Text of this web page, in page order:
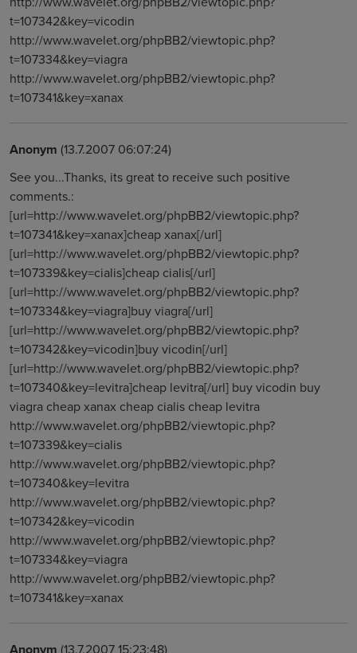
t=107342&key=vicodin
http://www.wavelet.org/phpBB2/viewtopic.php?
t=107334&key=viagra
http://www.wavelet.org/phpBB2/viewtopic.php?
t=107341&key=xanax
Anonym (13.7.2007 06:07:24)
See you...Thanks, its great to receive such positive
comments.:
[url=http://www.wavelet.org/phpBB2/viewtopic.php?
t=107341&key=xanax]cheap xanax[/url]
[url=http://www.wavelet.org/phpBB2/viewtopic.php?
t=107339&key=cialis]cheap cialis[/url]
[url=http://www.wavelet.org/phpBB2/viewtopic.php?
t=107334&key=viagra]buy viagra[/url]
[url=http://www.wavelet.org/phpBB2/viewtopic.php?
t=107342&key=vicodin]buy vicodin[/url]
[url=http://www.wavelet.org/phpBB2/viewtopic.php?
t=107340&key=levitra]cheap levitra[/url] buy vicodin buy
viagra cheap xanax cheap cialis cheap levitra
http://www.wavelet.org/phpBB2/viewtopic.php?
t=107339&key=cialis
http://www.wavelet.org/phpBB2/viewtopic.php?
t=107340&key=levitra
http://www.wavelet.org/phpBB2/viewtopic.php?
t=107342&key=vicodin
http://www.wavelet.org/phpBB2/viewtopic.php?
t=107334&key=viagra
http://www.wavelet.org/phpBB2/viewtopic.php?
t=107341&key=xanax
(13.7.2007 15:23:48)